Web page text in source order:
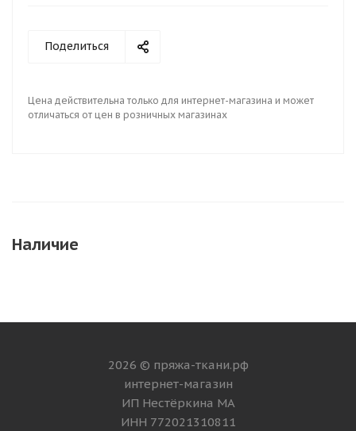
Поделиться
Цена действительна только для интернет-магазина и может
отличаться от цен в розничных магазинах
Наличие
2026 © пряжа-ткани.рф
интернет-магазин
ИП Нестёркина МА
ИНН 772021310811